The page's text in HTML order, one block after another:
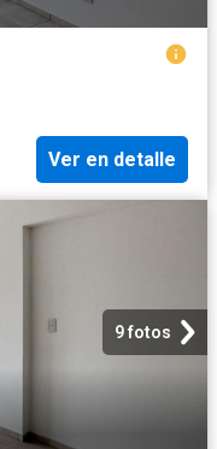
Ver en detalle
9 fotos